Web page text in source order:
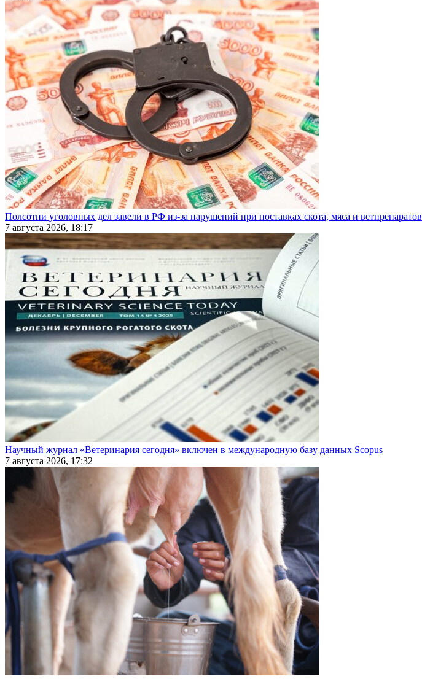
Полсотни уголовных дел завели в РФ из-за нарушений при поставках скота, мяса и ветпрепаратов
7 августа 2026, 18:17
Научный журнал «Ветеринария сегодня» включен в международную базу данных Scopus
7 августа 2026, 17:32